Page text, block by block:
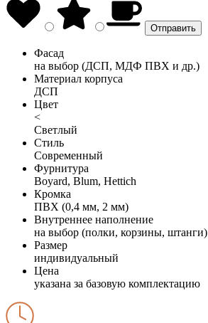
Фасад
на выбор (ДСП, МДФ ПВХ и др.)
Материал корпуса
ДСП
Цвет
<
Светлый
Стиль
Современный
Фурнитура
Boyard, Blum, Hettich
Кромка
ПВХ (0,4 мм, 2 мм)
Внутреннее наполнение
на выбор (полки, корзины, штанги)
Размер
индивидуальный
Цена
указана за базовую комплектацию